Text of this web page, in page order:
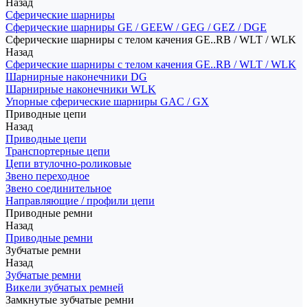
Назад
Сферические шарниры
Сферические шарниры GE / GEEW / GEG / GEZ / DGE
Сферические шарниры с телом качения GE..RB / WLT / WLK
Назад
Сферические шарниры с телом качения GE..RB / WLT / WLK
Шарнирные наконечники DG
Шарнирные наконечники WLK
Упорные сферические шарниры GAC / GX
Приводные цепи
Назад
Приводные цепи
Транспортерные цепи
Цепи втулочно-роликовые
Звено переходное
Звено соединительное
Направляющие / профили цепи
Приводные ремни
Назад
Приводные ремни
Зубчатые ремни
Назад
Зубчатые ремни
Викели зубчатых ремней
Замкнутые зубчатые ремни